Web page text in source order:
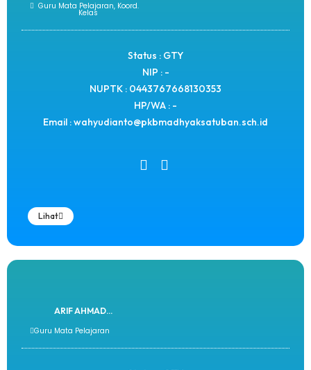
Guru Mata Pelajaran, Koord.
Kelas
Status : GTY
NIP : -
NUPTK : 0443767668130353
HP/WA : -
Email : wahyudianto@pkbmadhyaksatuban.sch.id
Lihat
ARIF AHMAD...
Guru Mata Pelajaran